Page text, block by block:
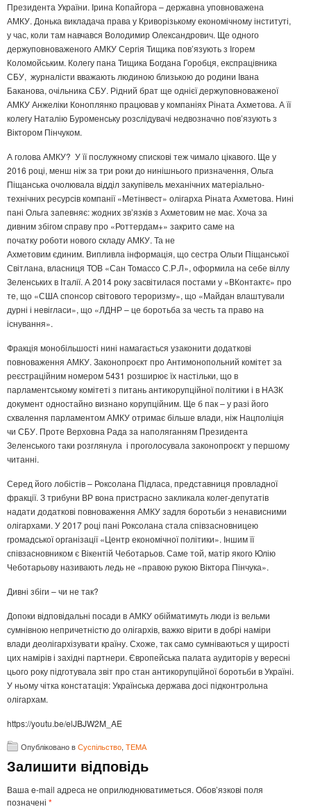
Президента України. Ірина Копайгора – державна уповноважена
АМКУ. Донька викладача права у Криворізькому економічному інституті,
у час, коли там навчався Володимир Олександрович. Ще одного
держуповноваженого АМКУ Сергія Тищика пов’язують з Ігорем
Коломойським. Колегу пана Тищика Богдана Горобця, експрацівника
СБУ, журналісти вважають людиною близькою до родини Івана
Баканова, очільника СБУ. Рідний брат ще однієї держуповноваженої
АМКУ Анжеліки Коноплянко працював у компаніях Ріната Ахметова. А її
колегу Наталію Буроменську розслідувачі недвозначно пов’язують з
Віктором Пінчуком.
А голова АМКУ? У її послужному спискові теж чимало цікавого. Ще у
2016 році, менш ніж за три роки до нинішнього призначення, Ольга
Піщанська очолювала відділ закупівель механічних матеріально-
технічних ресурсів компанії «Метінвест» олігарха Ріната Ахметова. Нині
пані Ольга запевняє: жодних зв’язків з Ахметовим не має. Хоча за
дивним збігом справу про «Роттердам+» закрито саме на
початку роботи нового складу АМКУ. Та не
Ахметовим єдиним. Випливла інформація, що сестра Ольги Піщанської
Світлана, власниця ТОВ «Сан Томассо С.Р.Л», оформила на себе віллу
Зеленських в Італії. А 2014 року засвітилася постами у «ВКонтактє» про
те, що «США спонсор світового тероризму», що «Майдан влаштували
дурні і невігласи», що «ЛДНР – це боротьба за честь та право на
існування».
Фракція монобільшості нині намагається узаконити додаткові
повноваження АМКУ. Законопроєкт про Антимонопольний комітет за
реєстраційним номером 5431 розширює їх настільки, що в
парламентському комітеті з питань антикорупційної політики і в НАЗК
документ одностайно визнано корупційним. Ще б пак – у разі його
схвалення парламентом АМКУ отримає більше влади, ніж Нацполіція
чи СБУ. Проте Верховна Рада за наполяганням Президента
Зеленського таки розглянула і проголосувала законопроєкт у першому
читанні.
Серед його лобістів – Роксолана Підласа, представниця провладної
фракції. З трибуни ВР вона пристрасно закликала колег-депутатів
надати додаткові повноваження АМКУ задля боротьби з ненависними
олігархами. У 2017 році пані Роксолана стала співзасновницею
громадської організації «Центр економічної політики». Іншим її
співзасновником є Вікентій Чеботарьов. Саме той, матір якого Юлію
Чеботарьову називають ледь не «правою рукою Віктора Пінчука».
Дивні збіги – чи не так?
Допоки відповідальні посади в АМКУ обійматимуть люди із вельми
сумнівною непричетністю до олігархів, важко вірити в добрі наміри
влади деолігархізувати країну. Схоже, так само сумніваються у щирості
цих намірів і західні партнери. Європейська палата аудиторів у вересні
цього року підготувала звіт про стан антикорупційної боротьби в Україні.
У ньому чітка констатація: Українська держава досі підконтрольна
олігархам.
https://youtu.be/elJBJW2M_AE
Опубліковано вСуспільство, ТЕМА
Залишити відповідь
Ваша e-mail адреса не оприлюднюватиметься. Обов’язкові поля
позначені *